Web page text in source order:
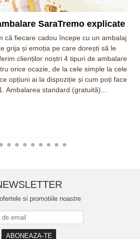
SaraTremo explicate
că fiecare cadou începe cu un ambalaj
grija și emoția pe care dorești să le
clienților noștri 4 tipuri de ambalare
orice ocazie, de la cele simple la cele
opțiuni ai la dispoziție și cum poți face
Ambalarea standard (gratuită)...
si promotiile noastre